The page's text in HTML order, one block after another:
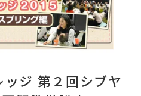
ジ 第２回シブヤ